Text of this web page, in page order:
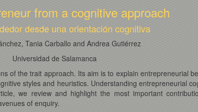
from a cognitive approach
desde una orientación cognitiva
Tania Carballo and Andrea Gutiérrez
Universidad de Salamanca
of the trait approach. Its aim is to explain entrepreneurial
styles and heuristics. Understanding entrepreneurial
we review and highlight the most important
of enquiry.